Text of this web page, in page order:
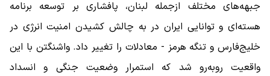
جبهه‌های مختلف ازجمله لبنان، پافشاری بر توسعه برنامه
هسته‌ای و توانایی ایران در به چالش کشیدن امنیت انرژی در
خلیج‌فارس و تنگه هرمز - معادلات را تغییر داد. واشنگتن با این
واقعیت روبه‌رو شد که استمرار وضعیت جنگی و انسداد